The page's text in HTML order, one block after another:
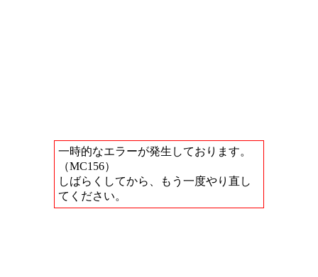
一時的なエラーが発生しております。
（MC156）
しばらくしてから、もう一度やり直し
てください。